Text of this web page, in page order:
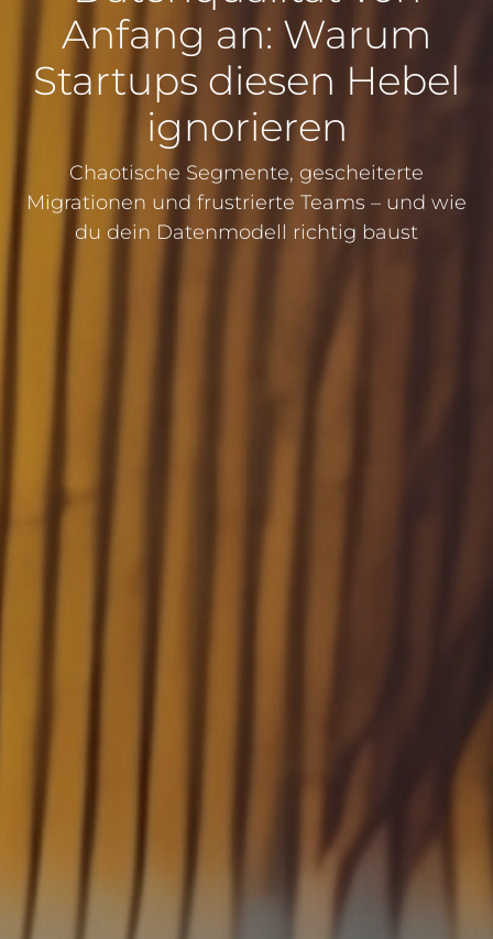
Anfang an: Warum
Startups diesen Hebel
ignorieren
Chaotische Segmente, gescheiterte
Migrationen und frustrierte Teams – und wie
du dein Datenmodell richtig baust